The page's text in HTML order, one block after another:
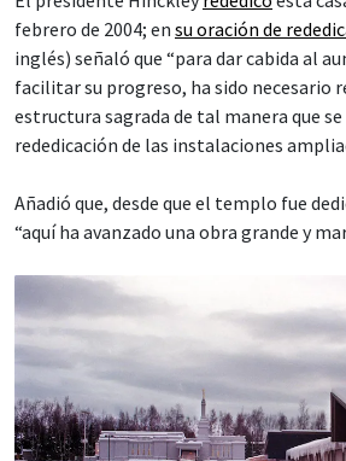
febrero de 2004; en su oración de
inglés) señaló que “para dar cabida al
facilitar su progreso, ha sido necesario
estructura sagrada de tal manera que se
rededicación de las instalaciones
Añadió que, desde que el templo fue
“aquí ha avanzado una obra grande y